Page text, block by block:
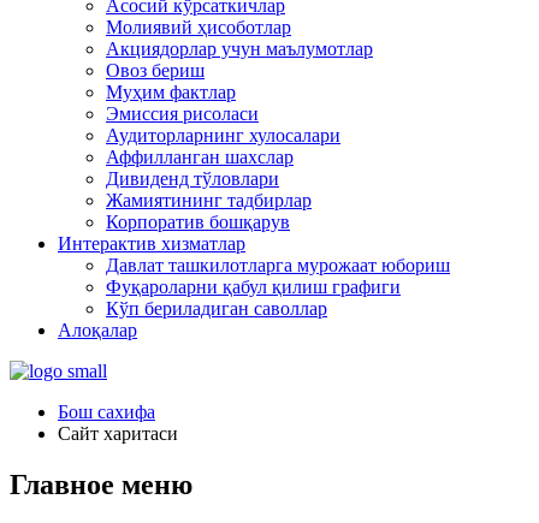
Асосий кўрсаткичлар
Молиявий ҳисоботлар
Акциядорлар учун маълумотлар
Овоз бериш
Муҳим фактлар
Эмиссия рисоласи
Аудиторларнинг хулосалари
Аффилланган шахслар
Дивиденд тўловлари
Жамиятининг тадбирлар
Корпоратив бошқарув
Интерактив хизматлар
Давлат ташкилотларга мурожаат юбориш
Фуқароларни қабул қилиш графиги
Кўп бериладиган саволлар
Алоқалар
Бош сахифа
Сайт харитаси
Главное меню